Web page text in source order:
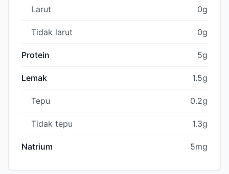
Larut 0g
Tidak larut 0g
Protein 5g
Lemak 1.5g
Tepu 0.2g
Tidak tepu 1.3g
Natrium 5mg